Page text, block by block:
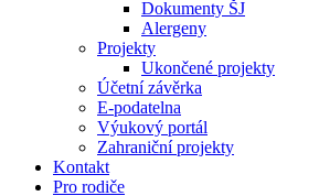
Dokumenty ŠJ
Alergeny
Projekty
Ukončené projekty
Účetní závěrka
E-podatelna
Výukový portál
Zahraniční projekty
Kontakt
Pro rodiče